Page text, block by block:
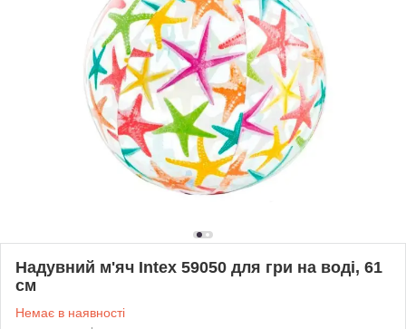
Надувний м'яч Intex 59050 для гри на воді, 61
см
Немає в наявності